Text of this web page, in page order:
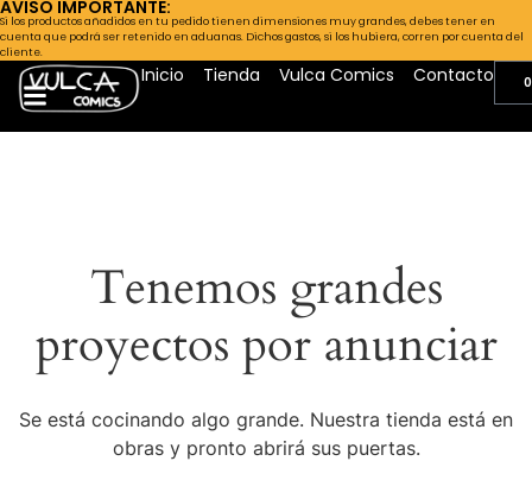
AVISO IMPORTANTE:
Si los productos añadidos en tu pedido tienen dimensiones muy grandes, debes tener en
cuenta que podrá ser retenido en aduanas. Dichos gastos, si los hubiera, corren por cuenta del
cliente.
Inicio Tienda Vulca Comics Contacto
Tenemos grandes
proyectos por anunciar
Se está cocinando algo grande. Nuestra tienda está en
obras y pronto abrirá sus puertas.